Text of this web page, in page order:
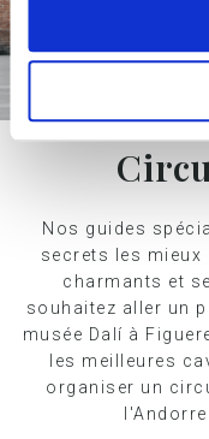
Nos guides
secrets les mieux
charmants et
souhaitez aller un
musée Dalí à
les meilleures
organiser un
l'Andorre